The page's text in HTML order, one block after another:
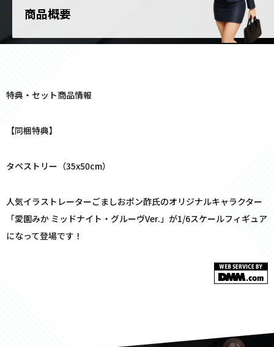
商品概要
特典・セット商品情報
【同梱特典】
タペストリー（35x50cm）
人気イラストレーターごましおポン酢氏のオリジナルキャラクター
「愛園みか ミッドナイト・グルーヴVer.」が1/6スケールフィギュア
になって登場です！